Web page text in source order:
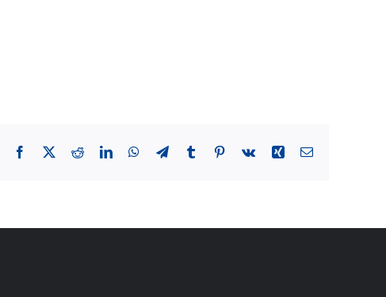
Facebook
X RedditLinkedInWhatsApp
TelegramTumblr Pinterest
Vk Xing Email